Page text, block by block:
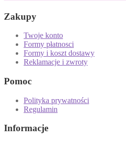
Zakupy
Twoje konto
Formy płatnosci
Formy i koszt dostawy
Reklamacje i zwroty
Pomoc
Polityka prywatności
Regulamin
Informacje